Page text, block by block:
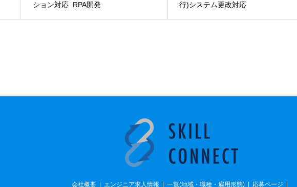
ション対応 RPA開発
行)システム更改対応
会社概要 エンジニア求人情報 一覧(地域・職種・雇用形態) 応募ページ